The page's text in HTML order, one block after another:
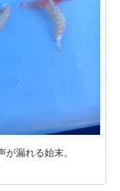
漏れる始末。